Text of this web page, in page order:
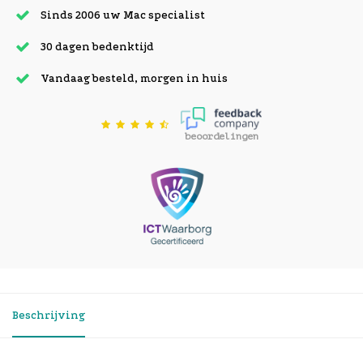
Sinds 2006 uw Mac specialist
30 dagen bedenktijd
Vandaag besteld, morgen in huis
beoordelingen
Beschrijving